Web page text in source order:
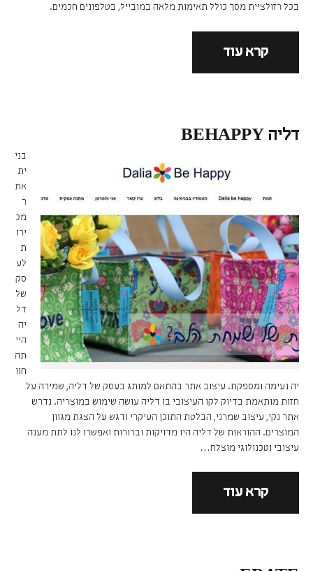
בכל רזולציית מסך כולל תאימות מלאה במובייל, בטלפונים חכמים.
קרא עוד
דליה BEHAPPY
בני
ית
את
ר
מכ
ירו
ת
לע
סק
של
דל
יה
היי
תה
חוו
יה נעימה ומספקת. עיצוב אתר בהתאם למותג בעסק של דליה, שמירה על
חזות מותאמת בדיוק לקו העיצובי בו דליה עושה שימוש במוצריה. נדרש
אתר נקי, עיצוב שמרני, הבלטת התוכן העיקרי ודגש על הצגת מגוון
המוצרים. ההוראות של דליה היו מדויקות וברורות ואפשרו לנו לתת מענה
עיצובי וטכנולוגי מוצלח…
קרא עוד